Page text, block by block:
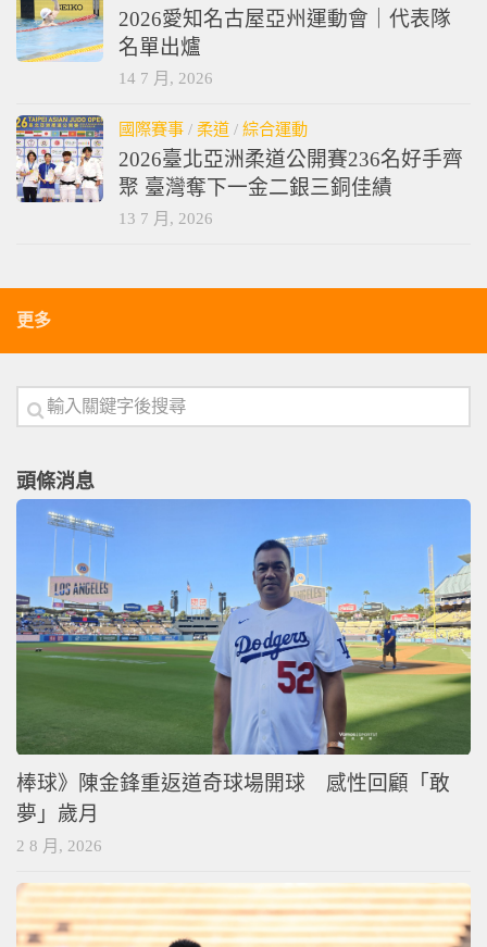
2026愛知名古屋亞州運動會｜代表隊
名單出爐
14 7 月, 2026
國際賽事 / 柔道 / 綜合運動
2026臺北亞洲柔道公開賽236名好手齊
聚 臺灣奪下一金二銀三銅佳績
13 7 月, 2026
更多
頭條消息
棒球》陳金鋒重返道奇球場開球 感性回顧「敢
夢」歲月
2 8 月, 2026